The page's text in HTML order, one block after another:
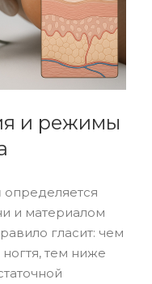
и режимы
определяется
и материалом
гласит: чем
тем ниже